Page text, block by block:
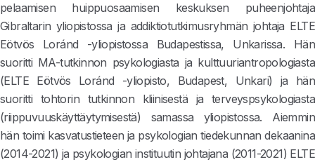
pelaamisen huippuosaamisen keskuksen puheenjohtaja
Gibraltarin yliopistossa ja addiktiotutkimusryhmän johtaja ELTE
Eötvös Loránd -yliopistossa Budapestissa, Unkarissa. Hän
suoritti MA-tutkinnon psykologiasta ja kulttuuriantropologiasta
(ELTE Eötvös Loránd -yliopisto, Budapest, Unkari) ja hän
suoritti tohtorin tutkinnon kliinisestä ja terveyspsykologiasta
(riippuvuuskäyttäytymisestä) samassa yliopistossa. Aiemmin
hän toimi kasvatustieteen ja psykologian tiedekunnan dekaanina
(2014-2021) ja psykologian instituutin johtajana (2011-2021) ELTE